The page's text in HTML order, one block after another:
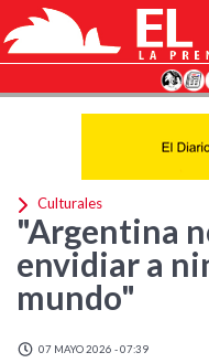
Culturales
"Argentina
envidiar a
mundo"
07 MAYO 2026 - 07:39